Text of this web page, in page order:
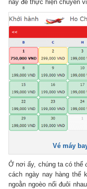
này để thực hiện chuyến
Vé máy
Ở nơi ấy, chúng ta có thể
cách ngày nay hàng thế
ngoằn ngoèo nối đuôi